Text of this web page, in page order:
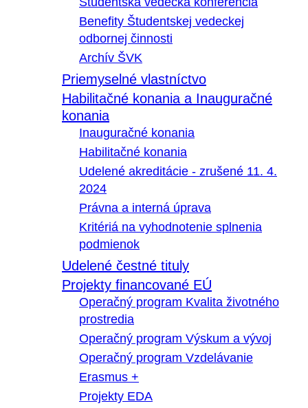
Benefity Študentskej vedeckej
odbornej činnosti
Archív ŠVK
Priemyselné vlastníctvo
Habilitačné konania a Inauguračné
konania
Inauguračné konania
Habilitačné konania
Udelené akreditácie - zrušené 11. 4.
2024
Právna a interná úprava
Kritériá na vyhodnotenie splnenia
podmienok
Udelené čestné tituly
Projekty financované EÚ
Operačný program Kvalita životného
prostredia
Operačný program Výskum a vývoj
Operačný program Vzdelávanie
Erasmus +
Projekty EDA